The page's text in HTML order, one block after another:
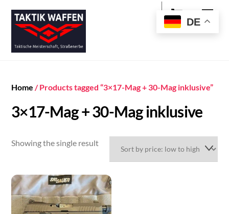
content
Cart
Home / Products tagged “3×17-Mag + 30-Mag inklusive”
3×17-Mag + 30-Mag inklusive
Showing the single result
DE